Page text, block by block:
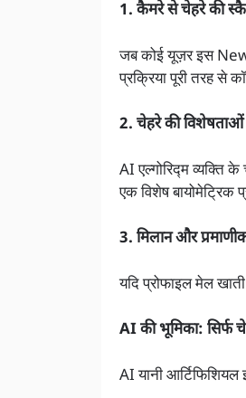
1. कैमरे से चेहरे की
जब कोई यूज़र इस
प्रक्रिया पूरी तरह से
2. चेहरे की विशेषताओं
AI एल्गोरिद्म
एक विशेष बायोमेट्रिक
3. मिलान और
यदि प्रोफाइल मेल
AI की भूमिका: सिर्फ
AI यानी